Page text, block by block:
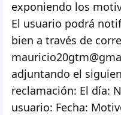
exponiendo los
El usuario podrá
bien a través de
adjuntando el
reclamación: El día:
usuario: Fecha: